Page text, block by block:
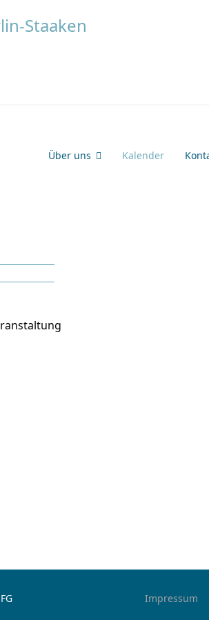
Über uns Kalender
Impressum